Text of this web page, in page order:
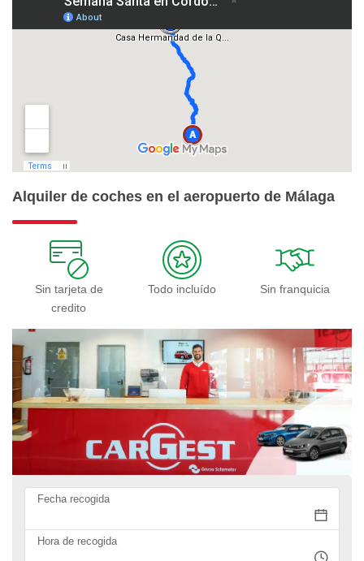
Alquiler de coches en el aeropuerto de Málaga
Sin tarjeta de
credito
Todo incluído Sin franquicia
Fecha recogida
Hora de recogida